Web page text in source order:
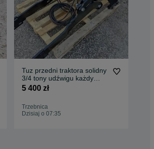
Tuz przedni traktora solidny
3/4 tony udźwigu każdy
model traktora
5 400 zł
Trzebnica
Dzisiaj o 07:35